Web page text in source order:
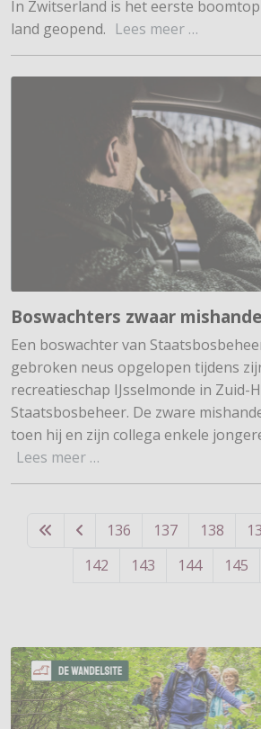
In Zwitserland is het eerste
land geopend. Lees meer …
Boswachters zwaar
Een boswachter van
gebroken neus opgelopen tijdens
recreatieschap IJsselmonde in Zuid-
Staatsbosbeheer. De zware
toen hij en zijn collega enkele
Lees meer …
136 137 138
142
143 144 145